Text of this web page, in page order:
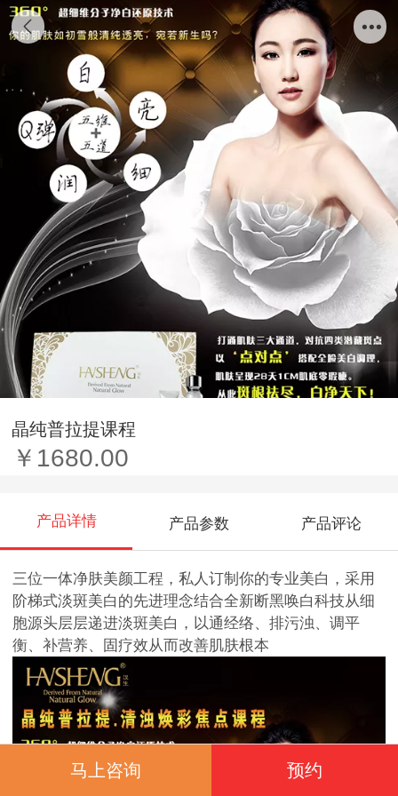
晶纯普拉提课程
￥1680.00
产品详情 产品参数 产品评论
三位一体净肤美颜工程，私人订制你的专业美白，采用
阶梯式淡斑美白的先进理念结合全新断黑唤白科技从细
胞源头层层递进淡斑美白，以通经络、排污浊、调平
衡、补营养、固疗效从而改善肌肤根本
马上咨询 预约